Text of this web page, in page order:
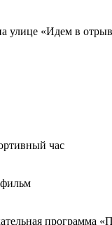
улице «Идем в
час
программа